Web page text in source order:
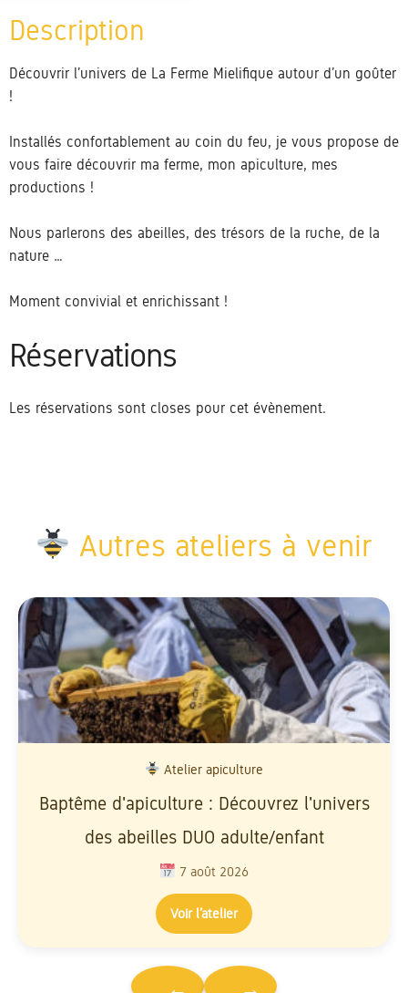
Découvrir l’univers de La Ferme Mielifique autour d’un goûter
!
Installés confortablement au coin du feu, je vous propose de
vous faire découvrir ma ferme, mon apiculture, mes
productions !
Nous parlerons des abeilles, des trésors de la ruche, de la
nature …
Moment convivial et enrichissant !
Réservations
Les réservations sont closes pour cet évènement.
Autres ateliers à venir
Atelier apiculture
Baptême d'apiculture : Découvrez l'univers
des abeilles DUO adulte/enfant
7 août 2026
Voir l’atelier